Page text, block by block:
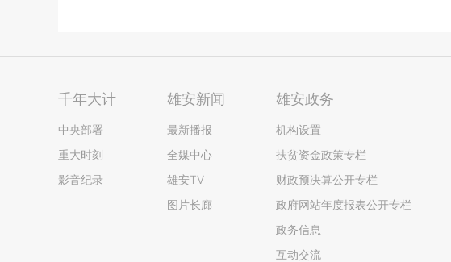
千年大计
中央部署
重大时刻
影音纪录
雄安新闻
最新播报
全媒中心
雄安TV
图片长廊
雄安政务
机构设置
扶贫资金政策专栏
财政预决算公开专栏
政府网站年度报表公开专栏
政务信息
互动交流